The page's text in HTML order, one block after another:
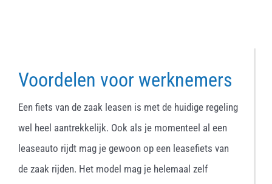
Voordelen voor werknemers
Een fiets van de zaak leasen is met de huidige regeling
wel heel aantrekkelijk. Ook als je momenteel al een
leaseauto rijdt mag je gewoon op een leasefiets van
de zaak rijden. Het model mag je helemaal zelf